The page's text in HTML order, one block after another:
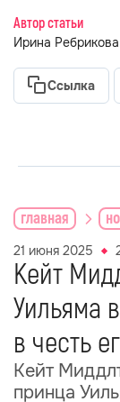
Автор статьи
Ирина Ребрикова
Ссылка
главная
21 июня 2025
Кейт
Уильяма
в честь
Кейт
принца